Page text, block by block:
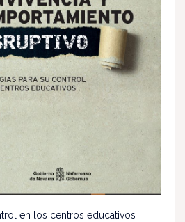
en los centros educativos